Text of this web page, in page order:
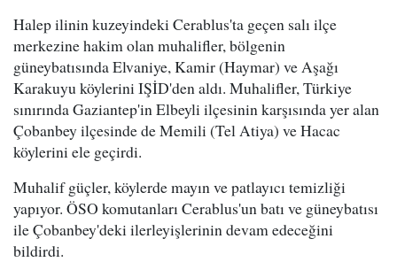
Halep ilinin kuzeyindeki Cerablus'ta geçen salı ilçe
merkezine hakim olan muhalifler, bölgenin
güneybatısında Elvaniye, Kamir (Haymar) ve Aşağı
Karakuyu köylerini IŞİD'den aldı. Muhalifler, Türkiye
sınırında Gaziantep'in Elbeyli ilçesinin karşısında yer alan
Çobanbey ilçesinde de Memili (Tel Atiya) ve Hacac
köylerini ele geçirdi.
Muhalif güçler, köylerde mayın ve patlayıcı temizliği
yapıyor. ÖSO komutanları Cerablus'un batı ve güneybatısı
ile Çobanbey'deki ilerleyişlerinin devam edeceğini
bildirdi.